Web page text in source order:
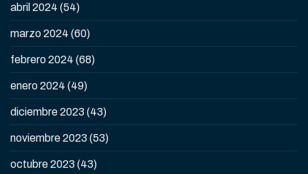
abril 2024 (54)
marzo 2024 (60)
febrero 2024 (68)
enero 2024 (49)
diciembre 2023 (43)
noviembre 2023 (53)
octubre 2023 (43)